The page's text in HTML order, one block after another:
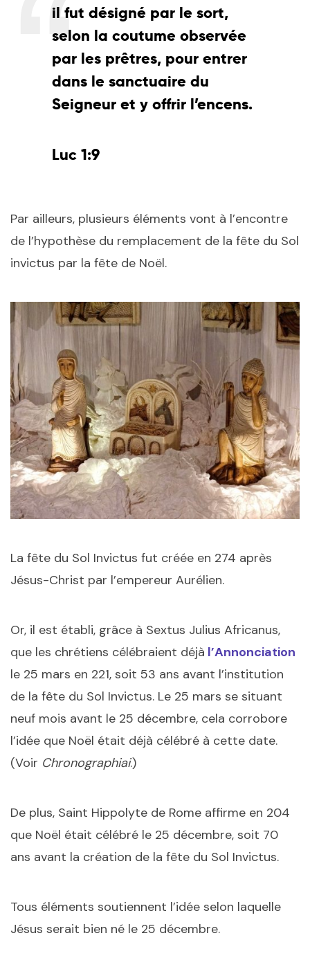
il fut désigné par le sort,
selon la coutume observée
par les prêtres, pour entrer
dans le sanctuaire du
Seigneur et y offrir l’encens.
Luc 1:9
Par ailleurs, plusieurs éléments vont à l’encontre
de l’hypothèse du remplacement de la fête du Sol
invictus par la fête de Noël.
La fête du Sol Invictus fut créée en 274 après
Jésus-Christ par l’empereur Aurélien.
Or, il est établi, grâce à Sextus Julius Africanus,
que les chrétiens célébraient déjà l’Annonciation
le 25 mars en 221, soit 53 ans avant l’institution
de la fête du Sol Invictus. Le 25 mars se situant
neuf mois avant le 25 décembre, cela corrobore
l’idée que Noël était déjà célébré à cette date.
(Voir Chronographiai.)
De plus, Saint Hippolyte de Rome affirme en 204
que Noël était célébré le 25 décembre, soit 70
ans avant la création de la fête du Sol Invictus.
Tous éléments soutiennent l’idée selon laquelle
Jésus serait bien né le 25 décembre.